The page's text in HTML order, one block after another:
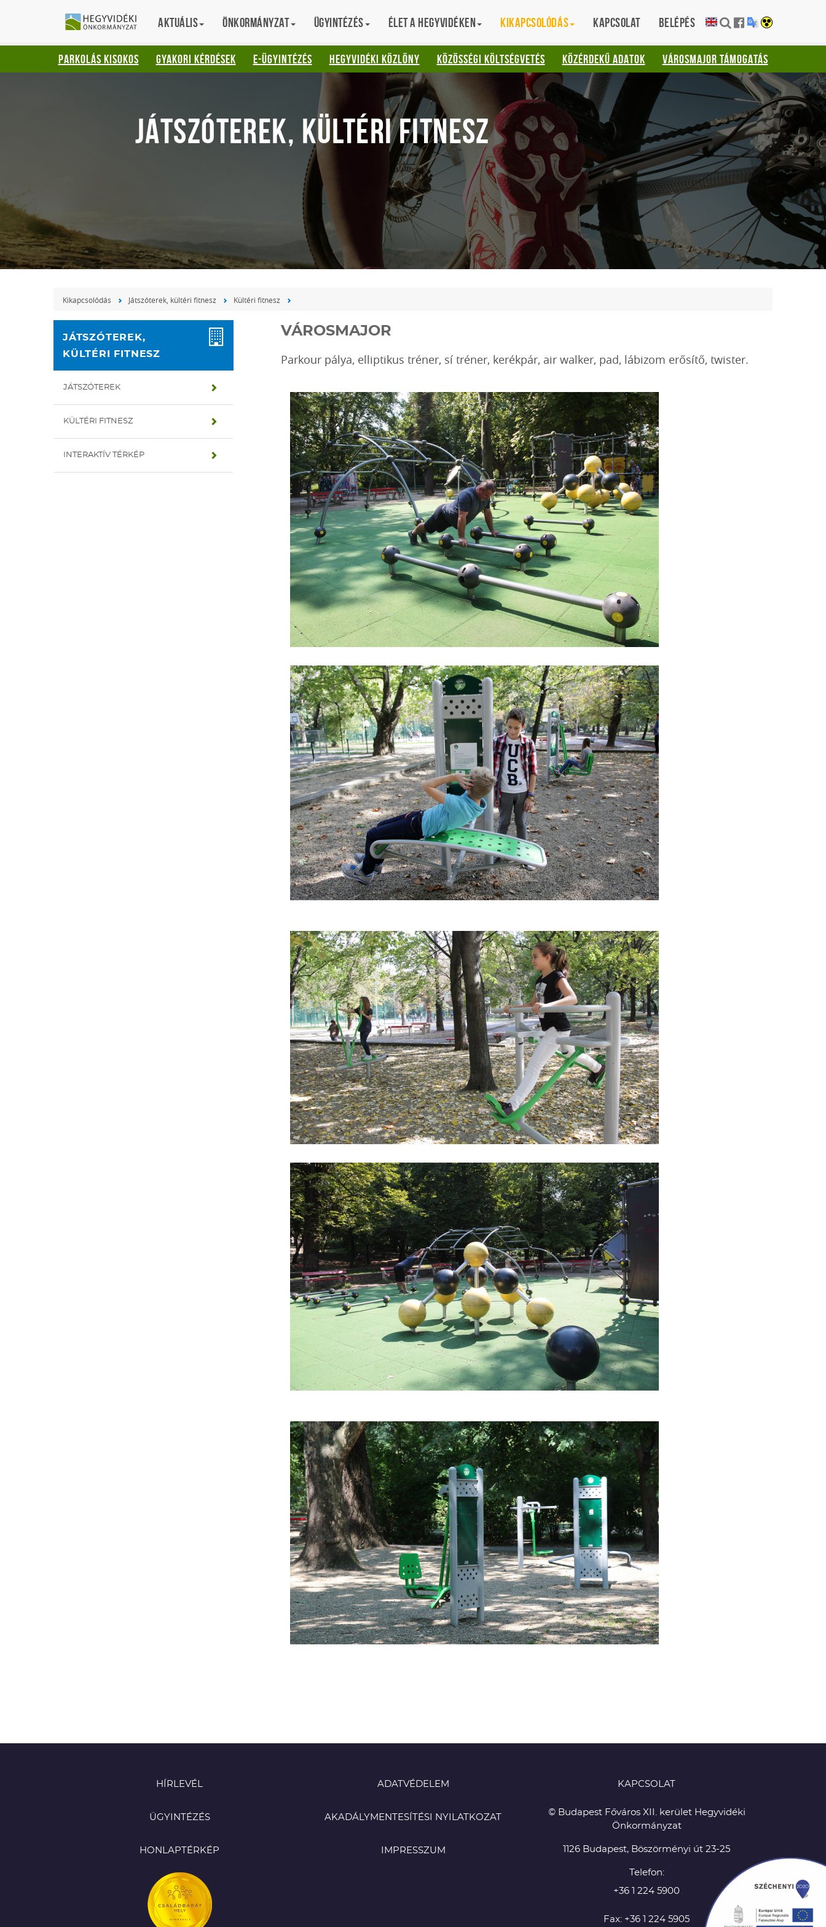
HEGYVIDÉKI
ÖNKORMÁNYZAT
Aktuális Önkormányzat Ügyintézés Élet a hegyvidéken Kikapcsolódás Kapcsolat Belépés
English Translation
PARKOLÁS KISOKOS GYAKORI KÉRDÉSEK E-ÜGYINTÉZÉS HEGYVIDÉKI KÖZLÖNY KÖZÖSSÉGI KÖLTSÉGVETÉS KÖZÉRDEKŰ ADATOK VÁROSMAJOR TÁMOGATÁS
JÁTSZÓTEREK, KÜLTÉRI FITNESZ
Kikapcsolódás Játszóterek, kültéri fitnesz Kültéri fitnesz
JÁTSZÓTEREK,
KÜLTÉRI FITNESZ
JÁTSZÓTEREK
KÜLTÉRI FITNESZ
INTERAKTÍV TÉRKÉP
VÁROSMAJOR
Parkour pálya, elliptikus tréner, sí tréner, kerékpár, air walker, pad, lábizom erősítő, twister.
HÍRLEVÉL
ÜGYINTÉZÉS
HONLAPTÉRKÉP
ADATVÉDELEM
AKADÁLYMENTESÍTÉSI NYILATKOZAT
IMPRESSZUM
KAPCSOLAT
© Budapest Főváros XII. kerület Hegyvidéki
Önkormányzat
1126 Budapest, Böszörményi út 23-25
Telefon:
+36 1 224 5900
Fax: +36 1 224 5905